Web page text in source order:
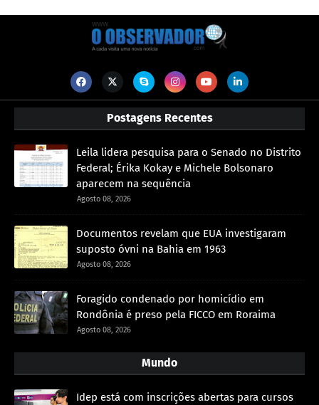
Postagens Recentes
Leila lidera pesquisa para o Senado no Distrito
Federal; Érika Kokay e Michele Bolsonaro
aparecem na sequência
Agosto 08, 2026
Documentos revelam que EUA investigaram
suposto óvni na Bahia em 1963
Agosto 08, 2026
Foragido condenado por homicídio em
Rondônia é preso pela FICCO em Roraima
Agosto 08, 2026
Mundo
Idep está com inscrições abertas para cursos